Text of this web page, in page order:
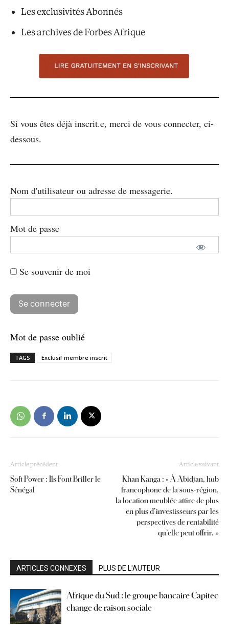
Les exclusivités Abonnés
Les archives de Forbes Afrique
Si vous êtes déjà inscrit.e, merci de vous connecter, ci-
dessous.
Nom d'utilisateur ou adresse de messagerie.
Mot de passe
Se souvenir de moi
Mot de passe oublié
TAGS Exclusif membre inscrit
Article précédent
Soft Power : Ils Font Briller le
Sénégal
Article suivant
Khan Kanga : « À Abidjan, hub
francophone de la sous-région,
la location meublée attire de plus
en plus d’investisseurs par les
perspectives de rentabilité
qu’elle peut offrir. »
ARTICLES CONNEXES PLUS DE L'AUTEUR
Afrique du Sud : le groupe bancaire Capitec
change de raison sociale